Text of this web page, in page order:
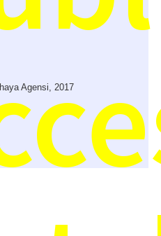
Agensi, 2017